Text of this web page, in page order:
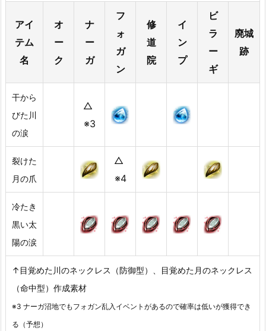
アイ
テム
名
オ
ー
ク
ナ
ー
ガ
フ
ォ
ガ
ン
修
道
院
イ
ン
プ
ビ
ラ
ー
ギ
廃城
跡
干から
びた川
の涙
△
※3
裂けた
月の爪
△
※4
冷たき
黒い太
陽の涙
↑目覚めた川のネックレス（防御型）、目覚めた月のネックレス
（命中型）作成素材
※3 ナーガ沼地でもフォガン乱入イベントがあるので確率は低いが獲得でき
る（予想）